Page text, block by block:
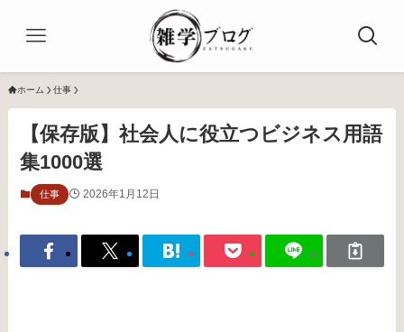
ホーム 仕事
【保存版】社会人に役立つビジネス用語
集1000選
仕事 2026年1月12日